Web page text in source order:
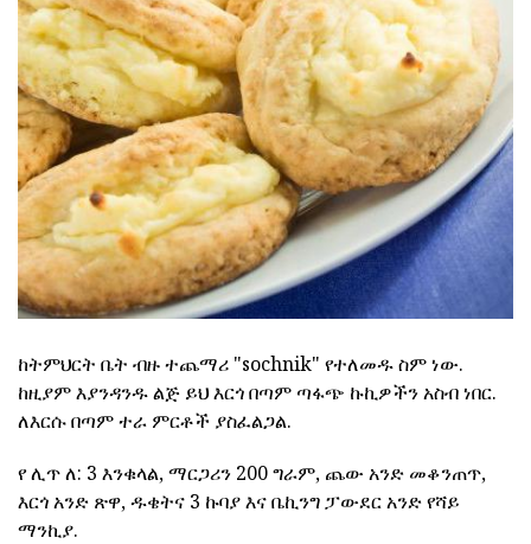
ከትምህርት ቤት ብዙ ተጨማሪ "sochnik" የተለመዱ ስም ነው.
ከዚያም እያንዳንዱ ልጅ ይህ እርጎ በጣም ጣፋጭ ኩኪዎችን አስብ ነበር.
ለእርሱ በጣም ተራ ምርቶች ያስፈልጋል.
የ ሊጥ ለ: 3 እንቁላል, ማርጋሪን 200 ግራም, ጨው አንድ መቆንጠጥ,
እርጎ አንድ ጽዋ, ዱቄትና 3 ኩባያ እና ቤኪንግ ፓውደር አንድ የሻይ
ማንኪያ.